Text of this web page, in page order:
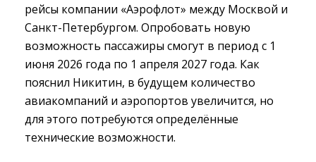
рейсы компании «Аэрофлот» между Москвой и
Санкт-Петербургом. Опробовать новую
возможность пассажиры смогут в период с 1
июня 2026 года по 1 апреля 2027 года. Как
пояснил Никитин, в будущем количество
авиакомпаний и аэропортов увеличится, но
для этого потребуются определённые
технические возможности.